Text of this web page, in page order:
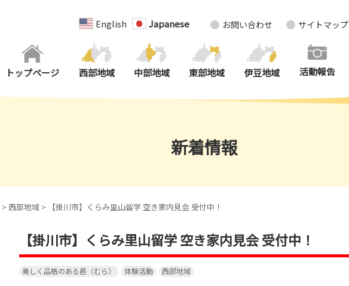
English Japanese お問い合わせ サイトマップ
トップページ 西部地域 中部地域 東部地域 伊豆地域 活動報告
新着情報
> 西部地域 > 【掛川市】くらみ里山留学 空き家内見会 受付中！
【掛川市】くらみ里山留学 空き家内見会 受付中！
美しく品格のある邑（むら） 体験活動 西部地域